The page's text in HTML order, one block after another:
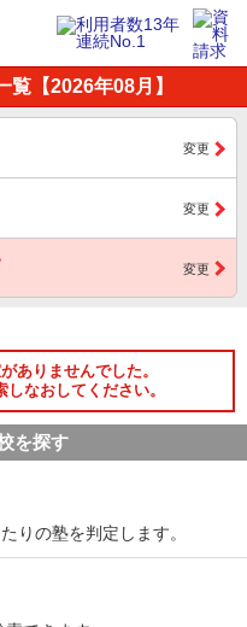
覧【2026年08月】
変更
変更
変更
ありませんでした。
なおしてください。
を探す
りの塾を判定します。